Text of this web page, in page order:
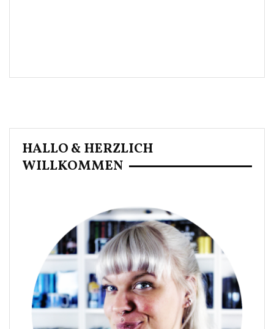
HALLO & HERZLICH
WILLKOMMEN